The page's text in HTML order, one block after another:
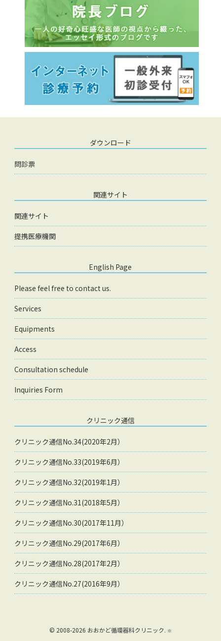
ダウンロード
問診票
関連サイト
関連サイト
提携医療機関
English Page
Please feel free to contact us.
Services
Equipments
Access
Consultation schedule
Inquiries Form
クリニック通信
クリニック通信No.34(2020年2月）
クリニック通信No.33(2019年6月）
クリニック通信No.32(2019年1月）
クリニック通信No.31(2018年5月）
クリニック通信No.30(2017年11月）
クリニック通信No.29(2017年6月）
クリニック通信No.28(2017年2月）
クリニック通信No.27(2016年9月）
© 2008-2026 おおかど循環器科クリニック. ※